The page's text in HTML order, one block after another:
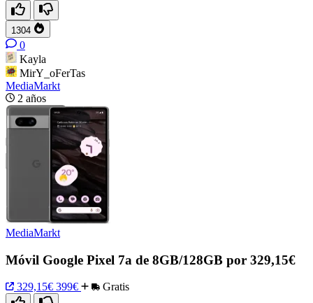
1304
0
Kayla
MirY_oFerTas
MediaMarkt
2 años
MediaMarkt
Móvil Google Pixel 7a de 8GB/128GB por 329,15€
329,15€ 399€ Gratis